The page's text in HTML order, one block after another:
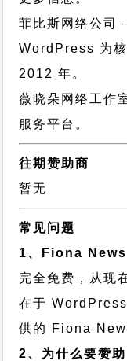
菲比斯网络公司
WordPress 为
2012 年。
薇晓朵网络工作
服务平台。
往期赞助商
暂无
常见问题
1、Fiona News
完全免费，从现
在于
供的 Fiona
2、为什么要赞